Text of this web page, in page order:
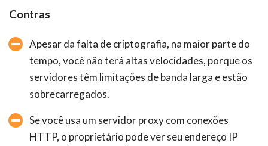
Contras
Apesar da falta de criptografia, na maior parte do
tempo, você não terá altas velocidades, porque os
servidores têm limitações de banda larga e estão
sobrecarregados.
Se você usa um servidor proxy com conexões
HTTP, o proprietário pode ver seu endereço IP